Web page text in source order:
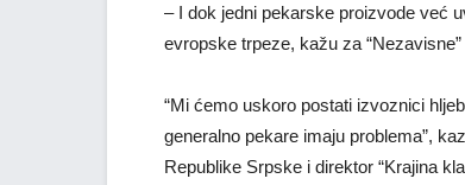
– I dok jedni pekarske proizvode već
evropske trpeze, kažu za
“Mi ćemo uskoro postati izvoznici
generalno pekare imaju problema”,
Republike Srpske i direktor “Krajina